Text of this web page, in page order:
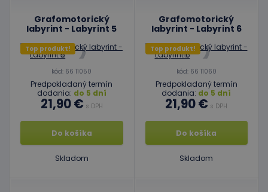
Grafomotorický
labyrint - Labyrint 5
Top produkt!
kód: 66 11050
Predpokladaný termín
dodania: do 5 dní
21,90 € s DPH
Do košíka
Skladom
Grafomotorický
labyrint - Labyrint 6
Top produkt!
kód: 66 11060
Predpokladaný termín
dodania: do 5 dní
21,90 € s DPH
Do košíka
Skladom